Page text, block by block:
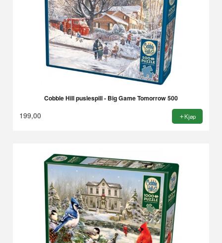
Cobble Hill puslespill - Big Game Tomorrow 500
199,00 Kjøp